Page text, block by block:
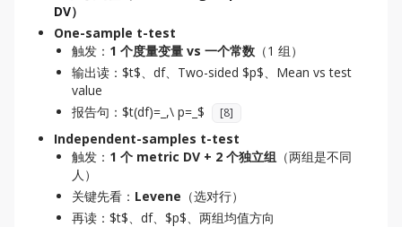
DV）
One-sample t-test
触发： 1 个度量变量 vs 一个常数 （1 组）
输出读：$t$、df、Two-sided $p$、Mean vs test
value
报告句：$t(df)=_,\ p=_$
[8]
Independent-samples t-test
触发： 1 个 metric DV + 2 个独立组 （两组是不同
人）
关键先看： Levene （选对行）
再读：$t$、df、$p$、两组均值方向